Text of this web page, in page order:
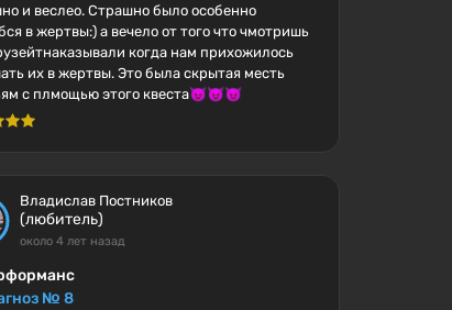
и веслео. Страшно было особенно
в жертвы:) а вечело от того что чмотришь
когда нам прихожилось
их в жертвы. Это была скрытая месть
с плмощью этого квеста😈😈😈
Владислав Постников
(любитель)
около 4 лет назад
№ 8